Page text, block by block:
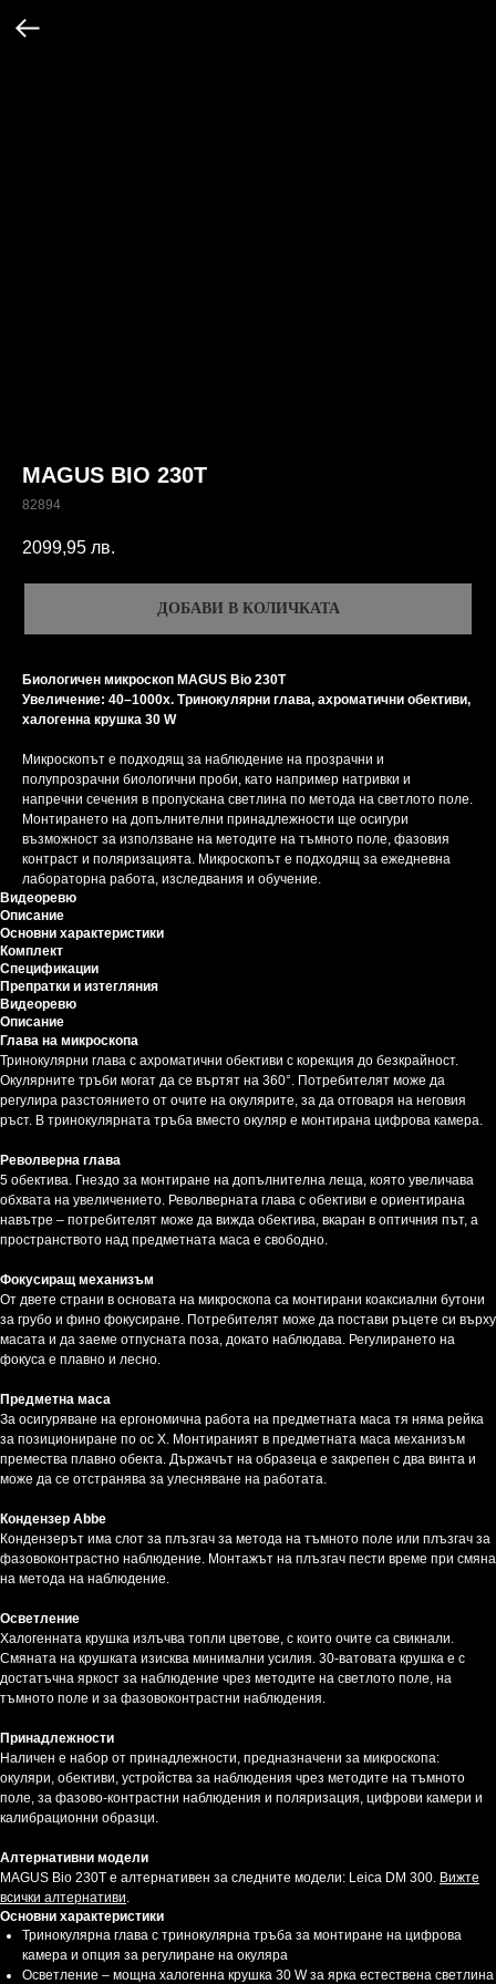
MAGUS BIO 230T
82894
2099,95 лв.
ДОБАВИ В КОЛИЧКАТА
Биологичен микроскоп MAGUS Bio 230T
Увеличение: 40–1000x. Тринокулярни глава, ахроматични обективи,
халогенна крушка 30 W
Микроскопът е подходящ за наблюдение на прозрачни и
полупрозрачни биологични проби, като например натривки и
напречни сечения в пропускана светлина по метода на светлото поле.
Монтирането на допълнителни принадлежности ще осигури
възможност за използване на методите на тъмното поле, фазовия
контраст и поляризацията. Микроскопът е подходящ за ежедневна
лабораторна работа, изследвания и обучение.
Видеоревю
Описание
Основни характеристики
Комплект
Спецификации
Препратки и изтегляния
Видеоревю
Описание
Глава на микроскопа
Тринокулярни глава с ахроматични обективи с корекция до безкрайност.
Окулярните тръби могат да се въртят на 360°. Потребителят може да
регулира разстоянието от очите на окулярите, за да отговаря на неговия
ръст. В тринокулярната тръба вместо окуляр е монтирана цифрова камера.
Револверна глава
5 обектива. Гнездо за монтиране на допълнителна леща, която увеличава
обхвата на увеличението. Револверната глава с обективи е ориентирана
навътре – потребителят може да вижда обектива, вкаран в оптичния път, а
пространството над предметната маса е свободно.
Фокусиращ механизъм
От двете страни в основата на микроскопа са монтирани коаксиални бутони
за грубо и фино фокусиране. Потребителят може да постави ръцете си върху
масата и да заеме отпусната поза, докато наблюдава. Регулирането на
фокуса е плавно и лесно.
Предметна маса
За осигуряване на ергономична работа на предметната маса тя няма рейка
за позициониране по ос Х. Монтираният в предметната маса механизъм
премества плавно обекта. Държачът на образеца е закрепен с два винта и
може да се отстранява за улесняване на работата.
Кондензер Abbe
Кондензерът има слот за плъзгач за метода на тъмното поле или плъзгач за
фазовоконтрастно наблюдение. Монтажът на плъзгач пести време при смяна
на метода на наблюдение.
Осветление
Халогенната крушка излъчва топли цветове, с които очите са свикнали.
Смяната на крушката изисква минимални усилия. 30-ватовата крушка е с
достатъчна яркост за наблюдение чрез методите на светлото поле, на
тъмното поле и за фазовоконтрастни наблюдения.
Принадлежности
Наличен е набор от принадлежности, предназначени за микроскопа:
окуляри, обективи, устройства за наблюдения чрез методите на тъмното
поле, за фазово-контрастни наблюдения и поляризация, цифрови камери и
калибрационни образци.
Алтернативни модели
MAGUS Bio 230T е алтернативен за следните модели: Leica DM 300. Вижте
всички алтернативи.
Основни характеристики
Тринокулярна глава с тринокулярна тръба за монтиране на цифрова
камера и опция за регулиране на окуляра
Осветление – мощна халогенна крушка 30 W за ярка естествена светлина